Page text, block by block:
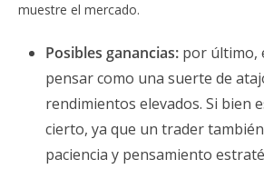
muestre el mercado.
Posibles ganancias: por último,
pensar como una suerte de
rendimientos elevados. Si bien
cierto, ya que un trader
paciencia y pensamiento